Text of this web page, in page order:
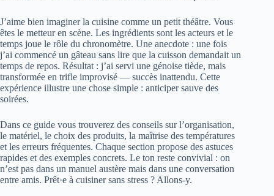
J’aime bien imaginer la cuisine comme un petit théâtre. Vous
êtes le metteur en scène. Les ingrédients sont les acteurs et le
temps joue le rôle du chronomètre. Une anecdote : une fois
j’ai commencé un gâteau sans lire que la cuisson demandait un
temps de repos. Résultat : j’ai servi une génoise tiède, mais
transformée en trifle improvisé — succès inattendu. Cette
expérience illustre une chose simple : anticiper sauve des
soirées.
Dans ce guide vous trouverez des conseils sur l’organisation,
le matériel, le choix des produits, la maîtrise des températures
et les erreurs fréquentes. Chaque section propose des astuces
rapides et des exemples concrets. Le ton reste convivial : on
n’est pas dans un manuel austère mais dans une conversation
entre amis. Prêt·e à cuisiner sans stress ? Allons-y.